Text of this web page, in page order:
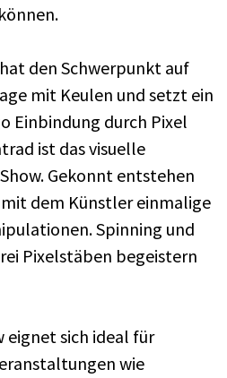
den Schwerpunkt auf
mit Keulen und setzt ein
Einbindung durch Pixel
ist das visuelle
Gekonnt entstehen
dem Künstler einmalige
Spinning und
Pixelstäben begeistern
eignet sich ideal für
wie